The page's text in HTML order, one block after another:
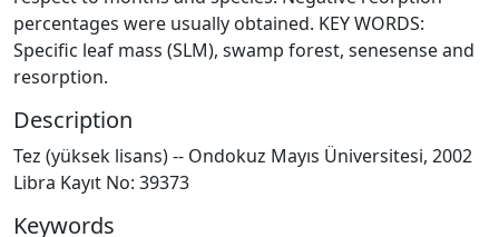
percentages were usually obtained. KEY WORDS:
Specific leaf mass (SLM), swamp forest, senesense and
resorption.
Description
Tez (yüksek lisans) -- Ondokuz Mayıs Üniversitesi, 2002
Libra Kayıt No: 39373
Keywords